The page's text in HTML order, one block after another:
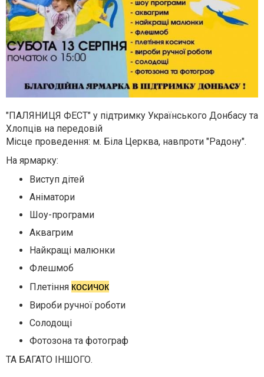
"ПАЛЯНИЦЯ ФЕСТ" у підтримку Українського Донбасу та
Хлопців на передовій
Місце проведення: м. Біла Церква, навпроти "Радону".
На ярмарку:
Виступ дітей
Аніматори
Шоу-програми
Аквагрим
Найкращі малюнки
Флешмоб
Плетіння косичок
Вироби ручної роботи
Солодощі
Фотозона та фотограф
ТА БАГАТО ІНШОГО.